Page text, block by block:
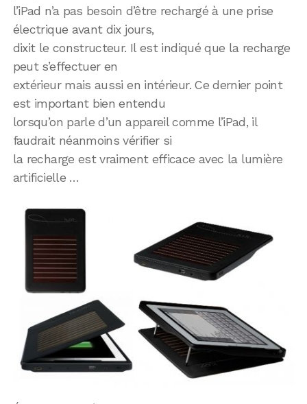
l’iPad n’a pas besoin d’être rechargé à une prise
électrique avant dix jours,
dixit le constructeur. Il est indiqué que la recharge
peut s’effectuer en
extérieur mais aussi en intérieur. Ce dernier point
est important bien entendu
lorsqu’on parle d’un appareil comme l’iPad, il
faudrait néanmoins vérifier si
la recharge est vraiment efficace avec la lumière
artificielle …